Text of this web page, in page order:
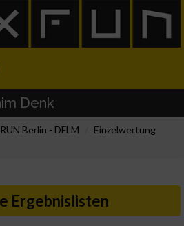
Denk
Berlin - DFLM
Einzelwertung
Ergebnislisten